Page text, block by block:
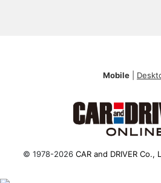
Mobile
© 1978-2026 CAR and DRIVER Co.,